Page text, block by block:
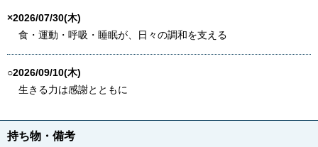
×2026/07/30(木)
食・運動・呼吸・睡眠が、日々の調和を支える
○2026/09/10(木)
生きる力は感謝とともに
持ち物・備考